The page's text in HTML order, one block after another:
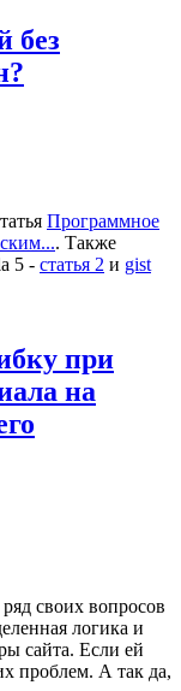
без
Программное
. Также
5 - статья 2 и gist
при
на
своих вопросов
логика и
сайта. Если ей
проблем. А так да,